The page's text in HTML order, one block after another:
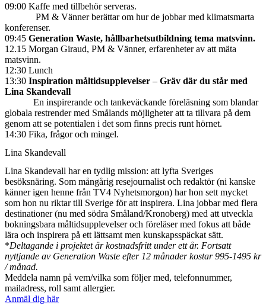
09:00 Kaffe med tillbehör serveras.
PM & Vänner berättar om hur de jobbar med klimatsmarta
konferenser.
09:45 Generation Waste, hållbarhetsutbildning tema matsvinn.
12.15 Morgan Giraud, PM & Vänner, erfarenheter av att mäta
matsvinn.
12:30 Lunch
13:30 Inspiration måltidsupplevelser – Gräv där du står med
Lina Skandevall
En inspirerande och tankeväckande föreläsning som blandar
globala restrender med Smålands möjligheter att ta tillvara på dem
genom att se potentialen i det som finns precis runt hörnet.
14:30 Fika, frågor och mingel.
Lina Skandevall
Lina Skandevall har en tydlig mission: att lyfta Sveriges
besöksnäring. Som mångårig resejournalist och redaktör (ni kanske
känner igen henne från TV4 Nyhetsmorgon) har hon sett mycket
som hon nu riktar till Sverige för att inspirera. Lina jobbar med flera
destinationer (nu med södra Småland/Kronoberg) med att utveckla
bokningsbara måltidsupplevelser och föreläser med fokus att både
lära och inspirera på ett lättsamt men kunskapsspäckat sätt.
*Deltagande i projektet är kostnadsfritt under ett år. Fortsatt
nyttjande av Generation Waste efter 12 månader kostar 995-1495 kr
/ månad.
Meddela namn på vem/vilka som följer med, telefonnummer,
mailadress, roll samt allergier.
Anmäl dig här